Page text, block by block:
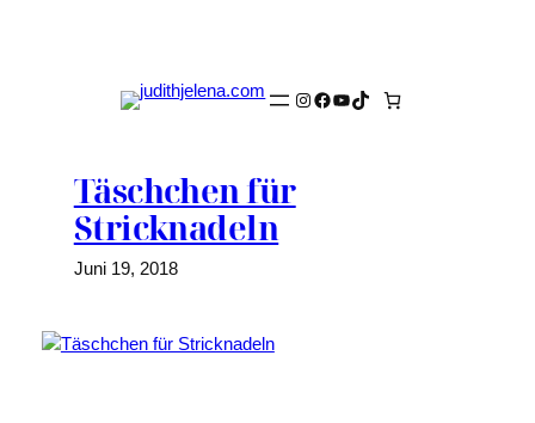
Instagram
Facebook
YouTube
TikTok
Täschchen für
Stricknadeln
Juni 19, 2018